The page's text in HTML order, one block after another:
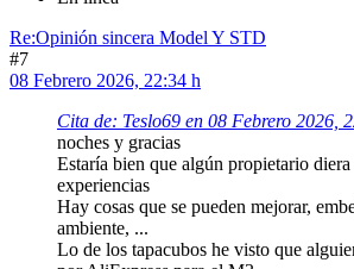
Re:Opinión sincera Model Y STD
#7
08 Febrero 2026, 22:34 h
Cita de: Teslo69 en 08 Febrero 2026,
noches y gracias
Estaría bien que algún propietario
experiencias
Hay cosas que se pueden mejorar,
ambiente, ...
Lo de los tapacubos he visto que